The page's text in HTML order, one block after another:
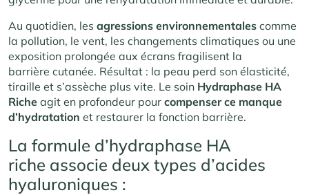
Au quotidien, les agressions environnementales comme
la pollution, le vent, les changements climatiques ou une
exposition prolongée aux écrans fragilisent la
barrière cutanée. Résultat : la peau perd son élasticité,
tiraille et s’assèche plus vite. Le soin Hydraphase HA
Riche agit en profondeur pour compenser ce manque
d’hydratation et restaurer la fonction barrière.
La formule d’hydraphase HA
riche associe deux types d’acides
hyaluroniques :